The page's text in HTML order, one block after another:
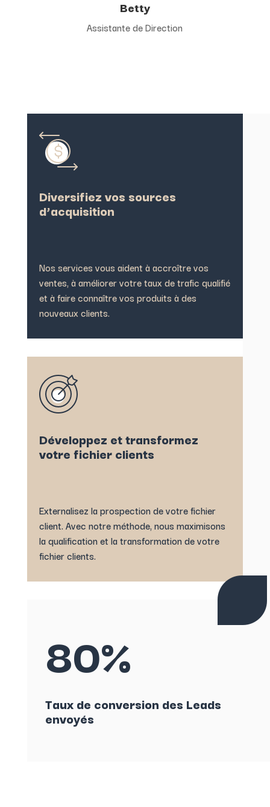
Betty
Assistante de Direction
Diversifiez vos sources
d’acquisition
Nos services vous aident à accroître vos
ventes, à améliorer votre taux de trafic qualifié
et à faire connaître vos produits à des
nouveaux clients.
Développez et transformez
votre fichier clients
Externalisez la prospection de votre fichier
client. Avec notre méthode, nous maximisons
la qualification et la transformation de votre
fichier clients.
80%
Taux de conversion des Leads
envoyés